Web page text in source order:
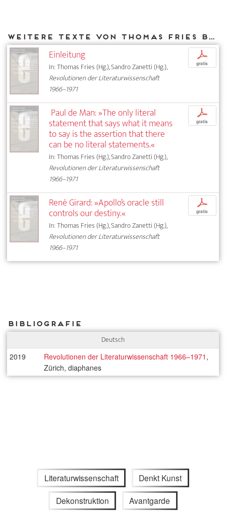
Weitere Texte von Thomas Fries bei DIAPHANES
Einleitung
In: Thomas Fries (Hg.), Sandro Zanetti (Hg.),
Revolutionen der Literaturwissenschaft
1966–1971
p
gratis
Paul de Man: »The only literal
statement that says what it means
to say is the assertion that there
can be no literal statements.«
In: Thomas Fries (Hg.), Sandro Zanetti (Hg.),
Revolutionen der Literaturwissenschaft
1966–1971
p
gratis
René Girard: »Apollo’s oracle still
controls our destiny.«
In: Thomas Fries (Hg.), Sandro Zanetti (Hg.),
Revolutionen der Literaturwissenschaft
1966–1971
p
gratis
Bibliografie
Deutsch
2019 Revolutionen der Literaturwissenschaft 1966–1971 ,
Zürich, diaphanes
Literaturwissenschaft Denkt Kunst
Dekonstruktion Avantgarde